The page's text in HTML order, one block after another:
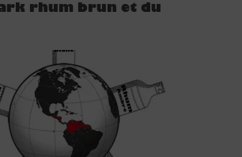
rhum brun et du